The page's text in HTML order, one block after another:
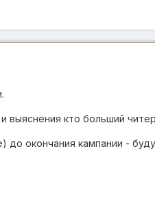
выяснения кто больший
окончания кампании -